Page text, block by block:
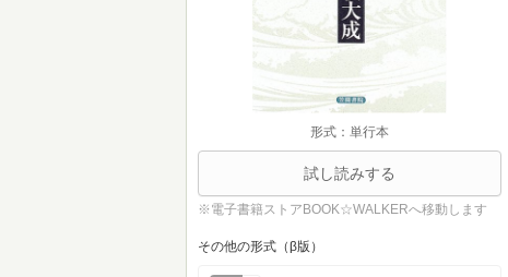
形式：単行本
試し読みする
※電子書籍ストアBOOK☆WALKERへ移動します
その他の形式（β版）